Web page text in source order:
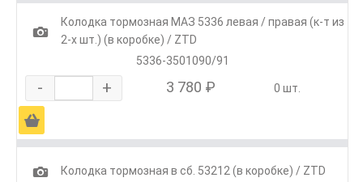
1
Колодка тормозная МАЗ 5336 левая / правая (к-т из
2-х шт.) (в коробке) / ZTD
5336-3501090/91
- + 3 780 ₽ 0 шт.
Ä
1
Колодка тормозная в сб. 53212 (в коробке) / ZTD